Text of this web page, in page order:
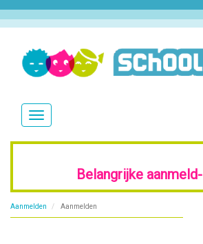
Overslaan
inhoud
Navigatie
Belangrijke aanmeld-
Aanmelden Aanmelden